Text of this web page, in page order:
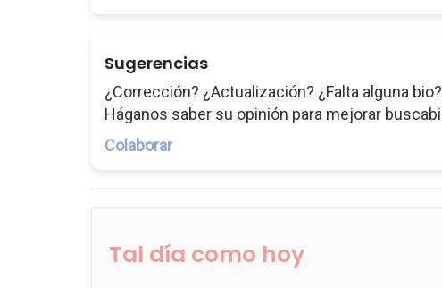
Sugerencias
¿Corrección? ¿Actualización? ¿Falta alguna bio?
Háganos saber su opinión para mejorar
Colaborar
Tal día como hoy